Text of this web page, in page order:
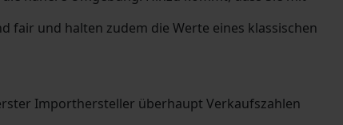
fair und halten zudem die Werte eines klassischen
Importhersteller überhaupt Verkaufszahlen